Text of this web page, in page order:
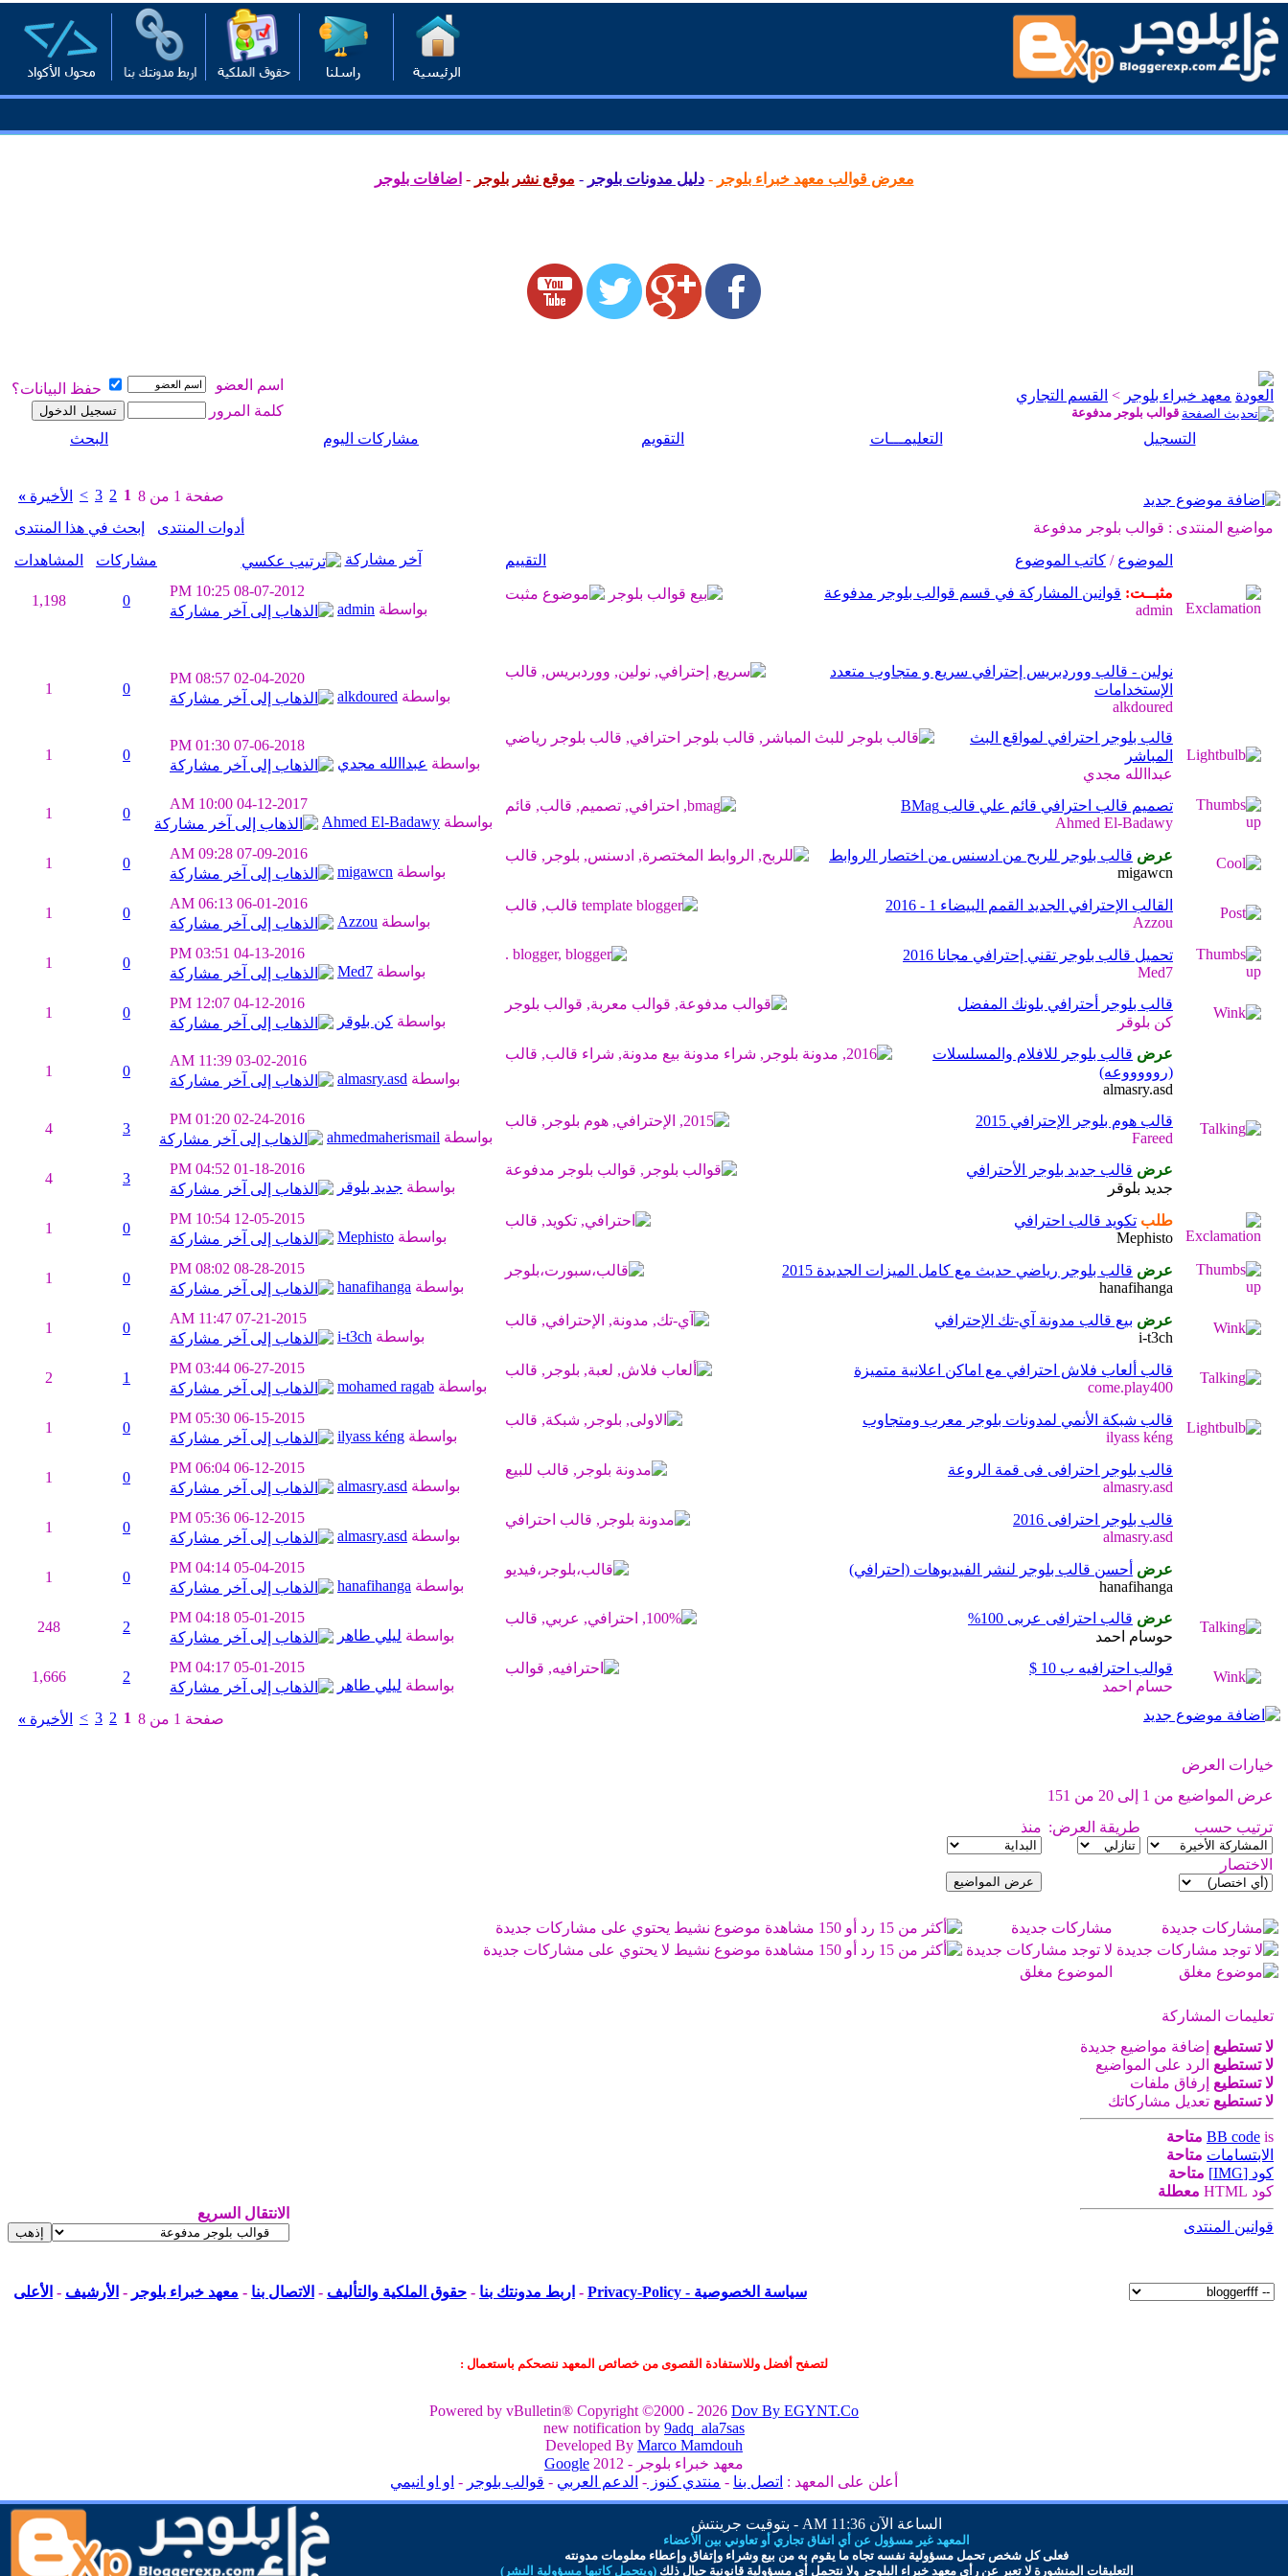
معرض قوالب معهد خبراء بلوجر -دليل مدونات بلوجر - موقع نشر بلوجر - اضافات بلوجر
معهد خبراء بلوجر > القسم التجاري
قوالب بلوجر مدفوعة
اسم العضو
حفظ البيانات؟
كلمة المرور
التسجيل
التعليمـــات التقويم مشاركات اليوم البحث
صفحة 1 من 8 1
2
3
> الأخيرة »
مواضيع المنتدى : قوالب بلوجر مدفوعة أدوات المنتدى
إبحث في هذا المنتدى
التقييم
الموضوع / كاتب الموضوع آخر مشاركة مشاركات
المشاهدات
مثبــت: قوانين المشاركة في قسم قوالب بلوجر مدفوعة
admin
08-07-2012
10:25 PM
بواسطة admin
0
1,198
نولين - قالب ووردبريس إحترافي سريع و متجاوب متعدد
الإستخدامات
alkdoured
02-04-2020
08:57 PM
بواسطة alkdoured
0
1
قالب بلوجر احترافي لمواقع البث
المباشر
عبداالله مجدي
07-06-2018
01:30 PM
بواسطة عبداالله مجدي
0
1
تصميم قالب احترافي قائم علي قالب BMag
Ahmed El-Badawy
04-12-2017
10:00 AM
بواسطة Ahmed El-Badawy
0
1
عرض قالب بلوجر للربح من ادسنس من اختصار الروابط
migawcn
07-09-2016
09:28 AM
بواسطة migawcn
0
1
القالب الإحترافي الجديد القمم البيضاء 1 - 2016
Azzou
06-01-2016
06:13 AM
بواسطة Azzou
0
1
تحميل قالب بلوجر تقني إحترافي مجانا 2016
Med7
04-13-2016
03:51 PM
بواسطة Med7
0
1
قالب بلوجر أحترافي بلونك المفضل
كن بلوقر
04-12-2016
12:07 PM
بواسطة كن بلوقر
0
1
عرض قالب بلوجر للافلام والمسلسلات
(روووووعه)
almasry.asd
03-02-2016
11:39 AM
بواسطة almasry.asd
0
1
قالب هوم بلوجر الإحترافي 2015
Fareed
02-24-2016
01:20 PM
بواسطة ahmedmaherismail
3
4
عرض قالب جديد بلوجر الأحترافي
جديد بلوقر
01-18-2016
04:52 PM
بواسطة جديد بلوقر
3
4
طلب تكويد قالب احترافي
Mephisto
12-05-2015
10:54 PM
بواسطة Mephisto
0
1
عرض قالب بلوجر رياضي حديث مع كامل الميزات الجديدة 2015
hanafihanga
08-28-2015
08:02 PM
بواسطة hanafihanga
0
1
عرض بيع قالب مدونة آي-تك الإحترافي
i-t3ch
07-21-2015
11:47 AM
بواسطة i-t3ch
0
1
قالب ألعاب فلاش احترافي مع اماكن اعلانية متميزة
come.play400
06-27-2015
03:44 PM
بواسطة mohamed ragab
1
2
قالب شبكة الأنمي لمدونات بلوجر معرب ومتجاوب
ilyass kéng
06-15-2015
05:30 PM
بواسطة ilyass kéng
0
1
قالب بلوجر احترافى فى قمة الروعة
almasry.asd
06-12-2015
06:04 PM
بواسطة almasry.asd
0
1
قالب بلوجر احترافى 2016
almasry.asd
06-12-2015
05:36 PM
بواسطة almasry.asd
0
1
عرض أحسن قالب بلوجر لنشر الفيديوهات (احترافي)
hanafihanga
05-04-2015
04:14 PM
بواسطة hanafihanga
0
1
عرض قالب احترافى عربى 100%
حوسام احمد
05-01-2015
04:18 PM
بواسطة ليلي طاهر
2
248
قوالب احترافيه ب 10 $
حسام احمد
05-01-2015
04:17 PM
بواسطة ليلي طاهر
2
1,666
صفحة 1 من 8 1
2
3
> الأخيرة »
خيارات العرض
عرض المواضيع من 1 إلى 20 من 151
ترتيب حسب
طريقة العرض: منذ
الاختصار
مشاركات جديدة
موضوع نشيط يحتوي على مشاركات جديدة
لا توجد مشاركات جديدة
موضوع نشيط لا يحتوي على مشاركات جديدة
الموضوع مغلق
تعليمات المشاركة
لا تستطيع إضافة مواضيع جديدة
لا تستطيع الرد على المواضيع
لا تستطيع إرفاق ملفات
لا تستطيع تعديل مشاركاتك
BB code is
متاحة
الابتسامات متاحة
كود [IMG]
متاحة
كود HTML
معطلة
قوانين المنتدى
الانتقال السريع
سياسة الخصوصية - Privacy-Policy - اربط مدونتك بنا - حقوق الملكية والتأليف - الاتصال بنا - معهد خبراء بلوجر - الأرشيف - الأعلى
لتصفح أفضل وللاستفادة القصوى من خصائص المعهد ننصحكم باستعمال :
Powered by vBulletin® Copyright ©2000 - 2026 Dov By EGYNT.Co
new notification by 9adq_ala7sas
Developed By Marco Mamdouh
معهد خبراء بلوجر - 2012
Google
أعلن على المعهد : اتصل بنا - منتدي كنوز - الدعم العربي - قوالب بلوجر - او او انيمي
الساعة الآن 11:36 AM - بتوقيت جرينتش
المعهد غير مسؤول عن أي اتفاق تجاري أو تعاوني بين الأعضاء
فعلى كل شخص تحمل مسؤولية نفسه تجاه ما يقوم به من بيع وشراء وإتفاق و عطاء معلومات مدونته
التعليقات المنشورة لا تعبر عن رأي معهدخبراء البلوجر ولا نتحمل أي مسؤولية قانونية حيال ذلك(ويتحمل كاتبها مسؤولية النشر)